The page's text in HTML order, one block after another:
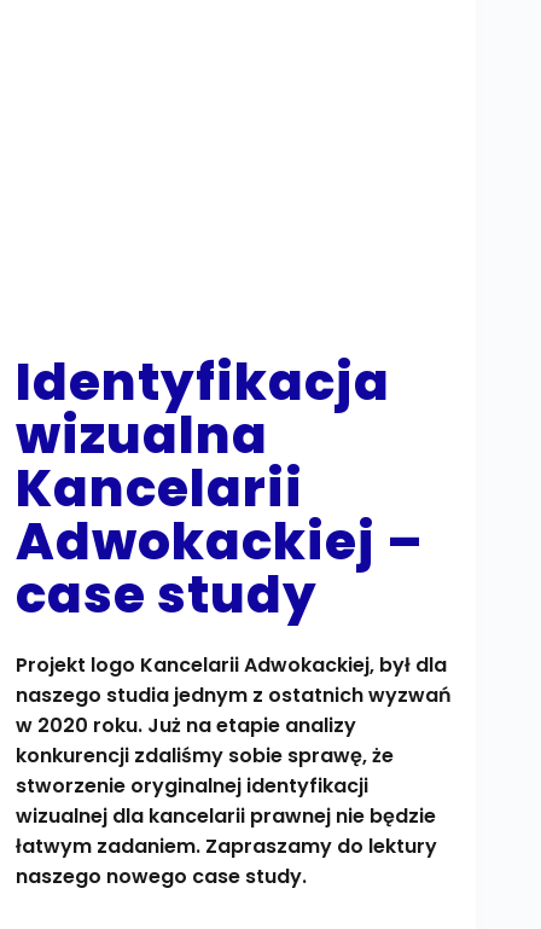
Identyfikacja
wizualna
Kancelarii
Adwokackiej –
case study
Projekt logo Kancelarii Adwokackiej, był dla
naszego studia jednym z ostatnich wyzwań
w 2020 roku. Już na etapie analizy
konkurencji zdaliśmy sobie sprawę, że
stworzenie oryginalnej identyfikacji
wizualnej dla kancelarii prawnej nie będzie
łatwym zadaniem. Zapraszamy do lektury
naszego nowego case study.